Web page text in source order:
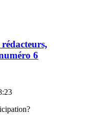
6